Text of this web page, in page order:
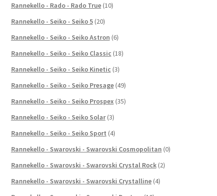
Rannekello - Rado - Rado True (10)
Rannekello - Seiko - Seiko 5 (20)
Rannekello - Seiko - Seiko Astron (6)
Rannekello - Seiko - Seiko Classic (18)
Rannekello - Seiko - Seiko Kinetic (3)
Rannekello - Seiko - Seiko Presage (49)
Rannekello - Seiko - Seiko Prospex (35)
Rannekello - Seiko - Seiko Solar (3)
Rannekello - Seiko - Seiko Sport (4)
Rannekello - Swarovski - Swarovski Cosmopolitan (0)
Rannekello - Swarovski - Swarovski Crystal Rock (2)
Rannekello - Swarovski - Swarovski Crystalline (4)